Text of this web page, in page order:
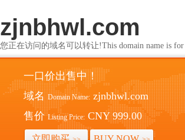
zjnbhwl.com
您正在访问的域名可以转让!This domain name is for
一口价出售中！
域名 Domain Name: zjnbhwl.com
售价 Listing Price: CNY 999.00